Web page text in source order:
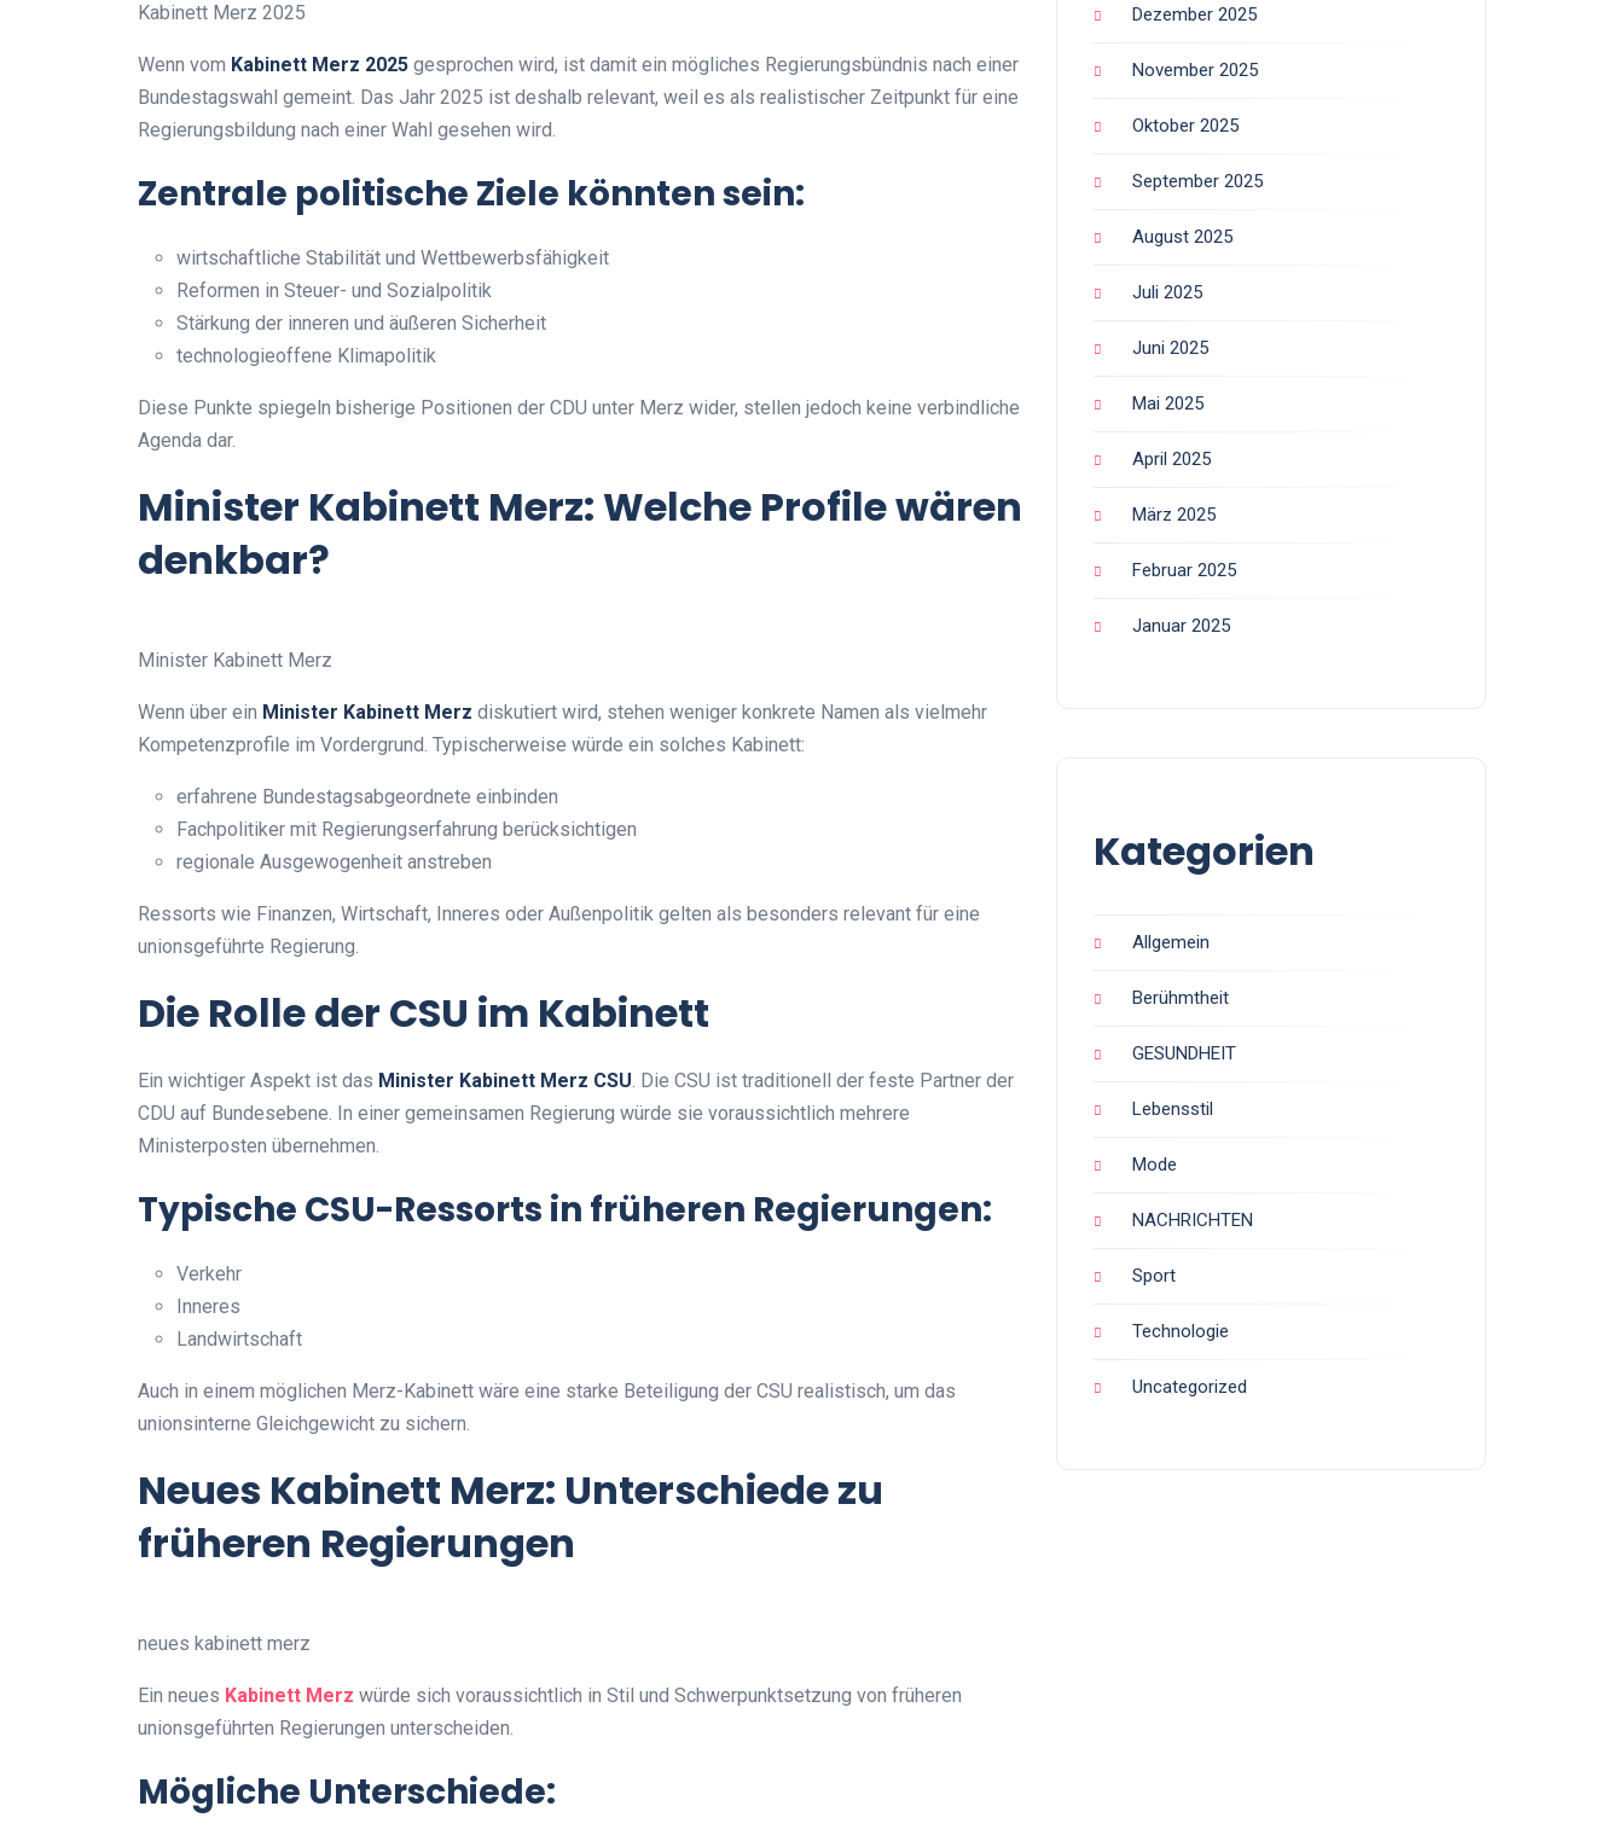
Kabinett Merz 2025
Wenn vom Kabinett Merz 2025 gesprochen wird, ist damit ein mögliches Regierungsbündnis nach einer
Bundestagswahl gemeint. Das Jahr 2025 ist deshalb relevant, weil es als realistischer Zeitpunkt für eine
Regierungsbildung nach einer Wahl gesehen wird.
Zentrale politische Ziele könnten sein:
wirtschaftliche Stabilität und Wettbewerbsfähigkeit
Reformen in Steuer- und Sozialpolitik
Stärkung der inneren und äußeren Sicherheit
technologieoffene Klimapolitik
Diese Punkte spiegeln bisherige Positionen der CDU unter Merz wider, stellen jedoch keine verbindliche
Agenda dar.
Minister Kabinett Merz: Welche Profile wären
denkbar?
Minister Kabinett Merz
Wenn über ein Minister Kabinett Merz diskutiert wird, stehen weniger konkrete Namen als vielmehr
Kompetenzprofile im Vordergrund. Typischerweise würde ein solches Kabinett:
erfahrene Bundestagsabgeordnete einbinden
Fachpolitiker mit Regierungserfahrung berücksichtigen
regionale Ausgewogenheit anstreben
Ressorts wie Finanzen, Wirtschaft, Inneres oder Außenpolitik gelten als besonders relevant für eine
unionsgeführte Regierung.
Die Rolle der CSU im Kabinett
Ein wichtiger Aspekt ist das Minister Kabinett Merz CSU. Die CSU ist traditionell der feste Partner der
CDU auf Bundesebene. In einer gemeinsamen Regierung würde sie voraussichtlich mehrere
Ministerposten übernehmen.
Typische CSU-Ressorts in früheren Regierungen:
Verkehr
Inneres
Landwirtschaft
Auch in einem möglichen Merz-Kabinett wäre eine starke Beteiligung der CSU realistisch, um das
unionsinterne Gleichgewicht zu sichern.
Neues Kabinett Merz: Unterschiede zu
früheren Regierungen
neues kabinett merz
Ein neues Kabinett Merz würde sich voraussichtlich in Stil und Schwerpunktsetzung von früheren
unionsgeführten Regierungen unterscheiden.
Mögliche Unterschiede:
Dezember 2025
November 2025
Oktober 2025
September 2025
August 2025
Juli 2025
Juni 2025
Mai 2025
April 2025
März 2025
Februar 2025
Januar 2025
Kategorien
Allgemein
Berühmtheit
GESUNDHEIT
Lebensstil
Mode
NACHRICHTEN
Sport
Technologie
Uncategorized